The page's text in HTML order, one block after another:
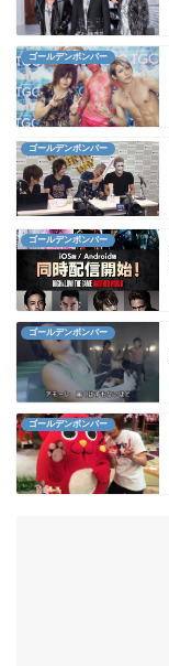
ゴールデンボンバー
ゴールデンボンバー
ゴールデンボンバー
ゴールデンボンバー
ゴールデンボンバー